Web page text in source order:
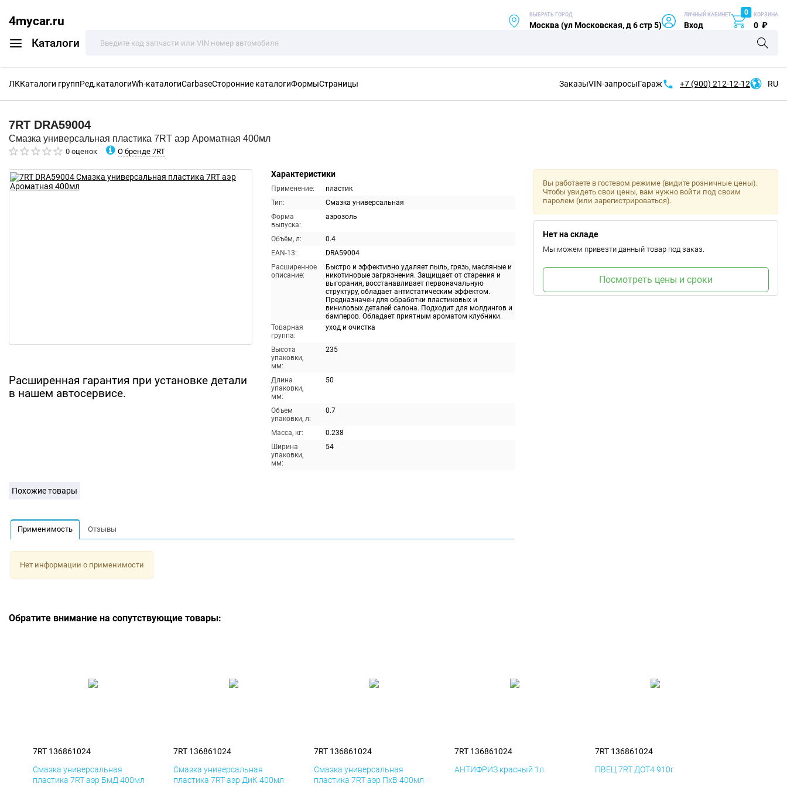
4mycar.ru
Каталоги
ВЫБРАТЬ ГОРОД
Москва (ул Московская, д 6 стр 5)
ЛИЧНЫЙ КАБИНЕТ
Вход
0 КОРЗИНА
0 ₽
ЛККаталоги группРед.каталогиWh-каталогиCarbaseСторонние каталогиФормыСтраницы ЗаказыVIN-запросыГараж +7 (900) 212-12-12 RU
7RT DRA59004
Смазка универсальная пластика 7RT аэр Ароматная 400мл
0 оценок О бренде 7RT
Расширенная гарантия при установке детали
в нашем автосервисе.
Характеристики
Применение:
пластик
Тип:
Смазка универсальная
Форма
выпуска:
аэрозоль
Объём, л:
0.4
EAN-13:
DRA59004
Расширенное
описание:
Быстро и эффективно удаляет пыль, грязь, масляные и
никотиновые загрязнения. Защищает от старения и
выгорания, восстанавливает первоначальную
структуру, обладает антистатическим эффектом.
Предназначен для обработки пластиковых и
виниловых деталей салона. Подходит для молдингов и
бамперов. Обладает приятным ароматом клубники.
Товарная
группа:
уход и очистка
Высота
упаковки,
мм:
235
Длина
упаковки,
мм:
50
Объем
упаковки, л:
0.7
Масса, кг:
0.238
Ширина
упаковки,
мм:
54
Вы работаете в гостевом режиме (видите розничные цены).
Чтобы увидеть свои цены, вам нужно войти под своим
паролем (или зарегистрироваться).
Нет на складе
Мы можем привезти данный товар под заказ.
Посмотреть цены и сроки
Похожие товары
Применимость Отзывы
Нет информации о применимости
Обратите внимание на сопутствующие товары:
7RT 136861024
Смазка универсальная
пластика 7RT аэр БмД 400мл
7RT 136861024
Смазка универсальная
пластика 7RT аэр ДиК 400мл
7RT 136861024
Смазка универсальная
пластика 7RT аэр ПхВ 400мл
7RT 136861024
АНТИФРИЗ красный 1л.
7RT 136861024
ПВЕЦ 7RT ДОТ4 910г